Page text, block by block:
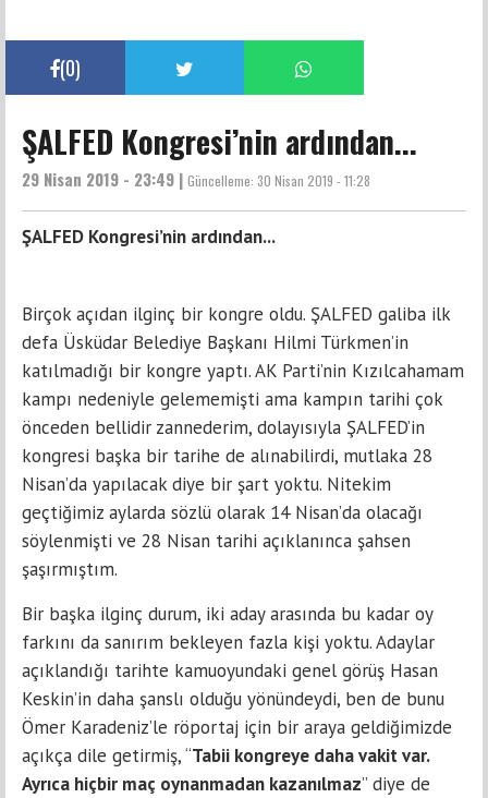
(0)
ŞALFED Kongresi’nin ardından...
29 Nisan 2019 - 23:49 | Güncelleme: 30 Nisan 2019 - 11:28
ŞALFED Kongresi’nin ardından...
Birçok açıdan ilginç bir kongre oldu. ŞALFED galiba ilk
defa Üsküdar Belediye Başkanı Hilmi Türkmen’in
katılmadığı bir kongre yaptı. AK Parti’nin Kızılcahamam
kampı nedeniyle gelememişti ama kampın tarihi çok
önceden bellidir zannederim, dolayısıyla ŞALFED’in
kongresi başka bir tarihe de alınabilirdi, mutlaka 28
Nisan’da yapılacak diye bir şart yoktu. Nitekim
geçtiğimiz aylarda sözlü olarak 14 Nisan’da olacağı
söylenmişti ve 28 Nisan tarihi açıklanınca şahsen
şaşırmıştım.
Bir başka ilginç durum, iki aday arasında bu kadar oy
farkını da sanırım bekleyen fazla kişi yoktu. Adaylar
açıklandığı tarihte kamuoyundaki genel görüş Hasan
Keskin’in daha şanslı olduğu yönündeydi, ben de bunu
Ömer Karadeniz’le röportaj için bir araya geldiğimizde
açıkça dile getirmiş, “Tabii kongreye daha vakit var.
Ayrıca hiçbir maç oynanmadan kazanılmaz” diye de